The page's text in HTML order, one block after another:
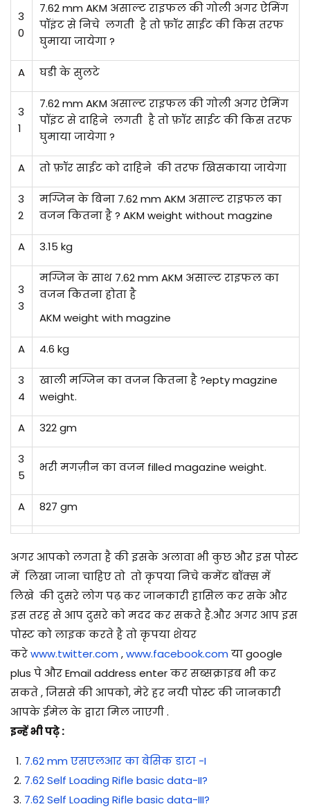
3
0
7.62 mm AKM असाल्ट राइफल की गोली अगर ऐमिंग
पॉइंट से निचे लगती है तो फ़ॉर साईट की किस तरफ
घुमाया जायेगा ?
A घडी के सुलटे
3
1
7.62 mm AKM असाल्ट राइफल की गोली अगर ऐमिंग
पॉइंट से दाहिने लगती है तो फ़ॉर साईट की किस तरफ
घुमाया जायेगा ?
A तो फ़ॉर साईट को दाहिने की तरफ खिसकाया जायेगा
3
2
मग्जिन के बिना 7.62 mm AKM असाल्ट राइफल का
वजन कितना है ? AKM weight without magzine
A 3.15 kg
3
3
मग्जिन के साथ 7.62 mm AKM असाल्ट राइफल का
वजन कितना होता है
AKM weight with magzine
A 4.6 kg
3
4
खाली मग्जिन का वजन कितना है ?epty magzine
weight.
A 322 gm
3
5
भरी मगज़ीन का वजन filled magazine weight.
A 827 gm
अगर आपको लगता है की इसके अलावा भी कुछ और इस पोस्ट
में लिखा जाना चाहिए तो तो कृपया निचे कमेंट बॉक्स में
लिखे की दुसरे लोग पढ़ कर जानकारी हासिल कर सके और
इस तरह से आप दुसरे को मदद कर सकते है.और अगर आप इस
पोस्ट को लाइक करते है तो कृपया शेयर
करेwww.twitter.com ,www.facebook.com या google
plus पे और Email address enter कर सब्सक्राइब भी कर
सकते , जिससे की आपको, मेरे हर नयी पोस्ट की जानकारी
आपके ईमेल के द्वारा मिल जाएगी .
इन्हें भी पढ़े :
7.62 mm एसएलआर का बेसिक डाटा -I
7.62 Self Loading Rifle basic data-II?
7.62 Self Loading Rifle basic data-III?